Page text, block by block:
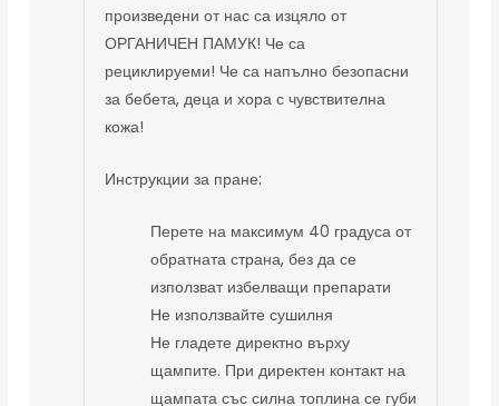
произведени от нас са изцяло от
ОРГАНИЧЕН ПАМУК! Че са
рециклируеми! Че са напълно безопасни
за бебета, деца и хора с чувствителна
кожа!
Инструкции за пране:
Перете на максимум 40 градуса от
обратната страна, без да се
използват избелващи препарати
Не използвайте сушилня
Не гладете директно върху
щампите. При директен контакт на
щампата със силна топлина се губи